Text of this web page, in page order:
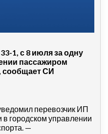
1, с 8 июля за одну
пассажиром
сообщает СИ
перевозчик ИП
городском управлении
—